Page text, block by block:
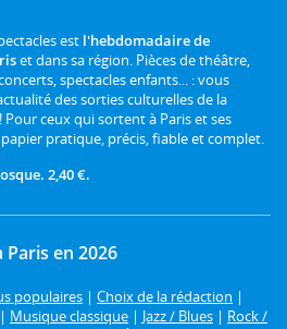
est l'hebdomadaire de
et dans sa région. Pièces de théâtre,
spectacles enfants... : vous
des sorties culturelles de la
ceux qui sortent à Paris et ses
pratique, précis, fiable et complet.
2,40 €.
en 2026
populaires | Choix de la rédaction |
| Musique classique | Jazz / Blues | Rock /